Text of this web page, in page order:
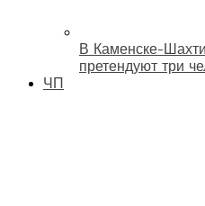
В Каменске-
претендуют три
ЧП